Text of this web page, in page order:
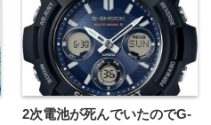
2次電池が死んでいたのでG-